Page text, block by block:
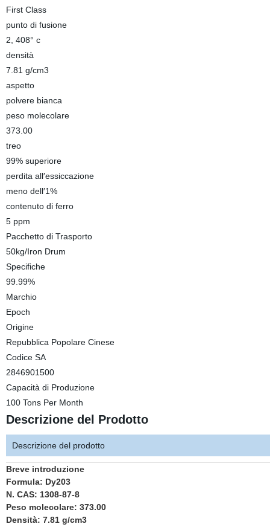
First Class
punto di fusione
2, 408° c
densità
7.81 g/cm3
aspetto
polvere bianca
peso molecolare
373.00
treo
99% superiore
perdita all′essiccazione
meno dell′1%
contenuto di ferro
5 ppm
Pacchetto di Trasporto
50kg/Iron Drum
Specifiche
99.99%
Marchio
Epoch
Origine
Repubblica Popolare Cinese
Codice SA
2846901500
Capacità di Produzione
100 Tons Per Month
Descrizione del Prodotto
Descrizione del prodotto
Breve introduzione
Formula: Dy203
N. CAS: 1308-87-8
Peso molecolare: 373.00
Densità: 7.81 g/cm3